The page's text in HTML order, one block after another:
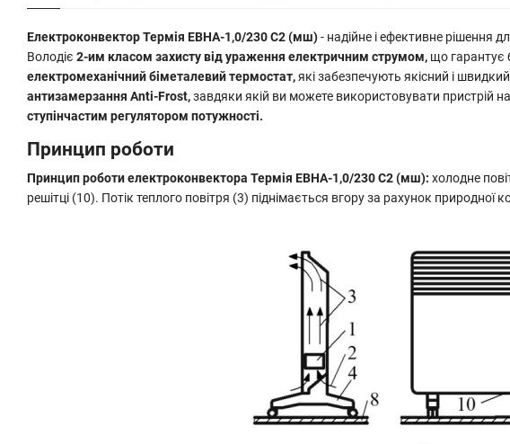
Електроконвектор Термія ЕВНА-1,0/230 С2 (мш)- надійне і ефективне рішення
Володіє 2-им класом захисту від ураження електричним струмом, що гарантує
електромеханічний біметалевий термостат,які забезпечують якісний і
антизамерзання Anti-Frost,завдяки якій ви можете використовувати пристрій
ступінчастим регулятором потужності.
Принцип роботи
Принцип роботи електроконвектора Термія ЕВНА-1,0/230 С2 (мш): холодне
решітці (10). Потік теплого повітря (3) піднімається вгору за рахунок природної